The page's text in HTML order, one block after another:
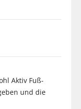
Aktiv Fuß-
und die